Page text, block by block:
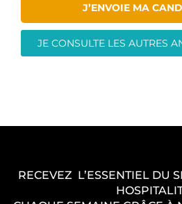
J’ENVOIE MA
JE CONSULTE LES AUTRES
RECEVEZ L’ESSENTIEL DU